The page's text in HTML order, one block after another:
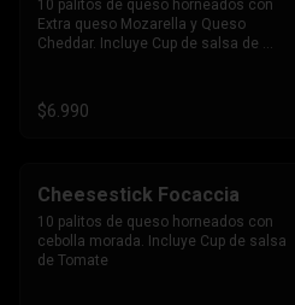
10 palitos de queso horneados con
Extra queso Mozarella y Queso
Cheddar. Incluye Cup de salsa de
$6.990
Cheesestick Focaccia
10 palitos de queso horneados con
cebolla morada. Incluye Cup de salsa
de Tomate